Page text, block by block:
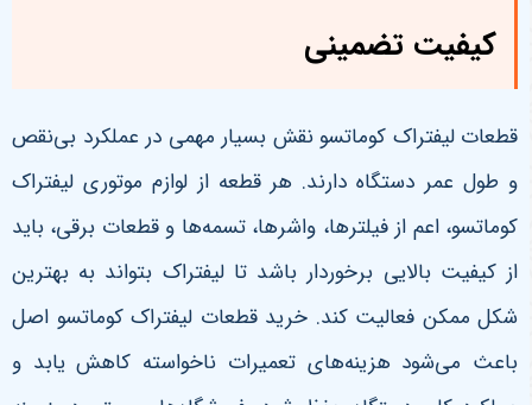
کیفیت تضمینی
قطعات لیفتراک کوماتسو نقش بسیار مهمی در عملکرد بی‌نقص
و طول عمر دستگاه دارند. هر قطعه از لوازم موتوری لیفتراک
کوماتسو، اعم از فیلترها، واشرها، تسمه‌ها و قطعات برقی، باید
از کیفیت بالایی برخوردار باشد تا لیفتراک بتواند به بهترین
شکل ممکن فعالیت کند. خرید قطعات لیفتراک کوماتسو اصل
باعث می‌شود هزینه‌های تعمیرات ناخواسته کاهش یابد و